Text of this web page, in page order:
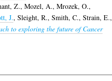
Z., Mozel, A., Mrozek, O.,
J., Sleight, R., Smith, C., Strain, E.,
to exploring the future of Cancer